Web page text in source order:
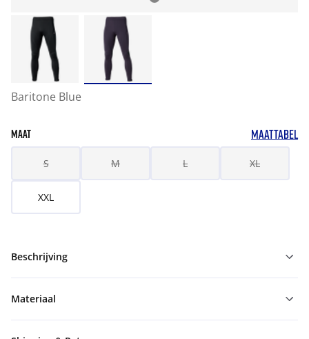
Baritone Blue
MAAT MAATTABEL
S M L XL
XXL
Beschrijving
Materiaal